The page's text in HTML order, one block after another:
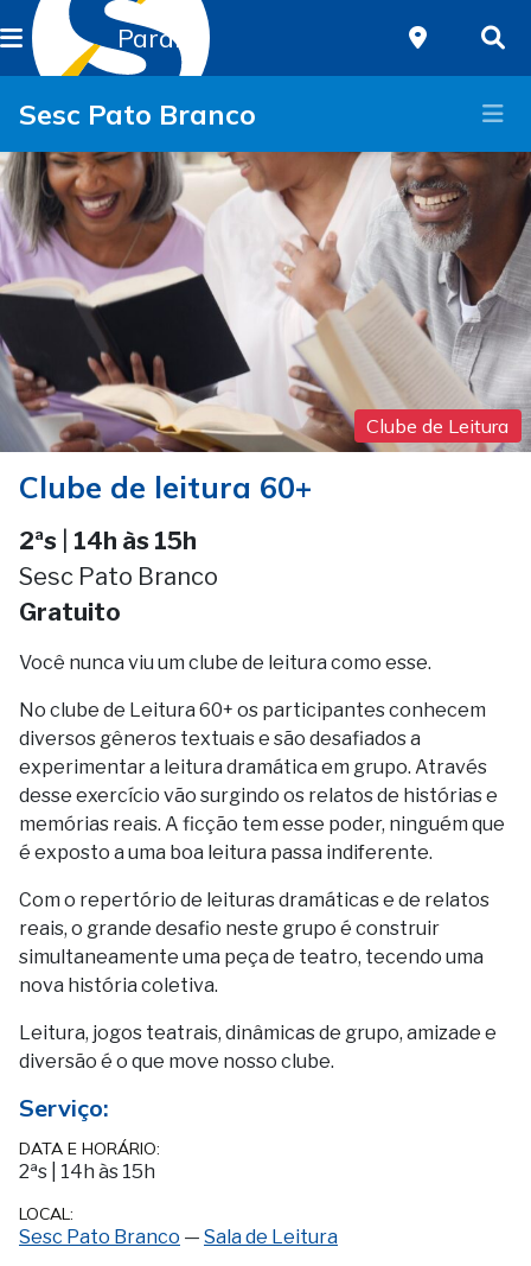
Paraná
Sesc Pato Branco
Clube de Leitura
Clube de leitura 60+
2ªs
14h às 15h
Sesc Pato Branco
Gratuito
Você nunca viu um clube de leitura como esse.
No clube de Leitura 60+ os participantes conhecem
diversos gêneros textuais e são desafiados a
experimentar a leitura dramática em grupo. Através
desse exercício vão surgindo os relatos de histórias e
memórias reais. A ficção tem esse poder, ninguém que
é exposto a uma boa leitura passa indiferente.
Com o repertório de leituras dramáticas e de relatos
reais, o grande desafio neste grupo é construir
simultaneamente uma peça de teatro, tecendo uma
nova história coletiva.
Leitura, jogos teatrais, dinâmicas de grupo, amizade e
diversão é o que move nosso clube.
Serviço:
DATA E HORÁRIO:
2ªs 14h às 15h
LOCAL:
Sesc Pato Branco — Sala de Leitura